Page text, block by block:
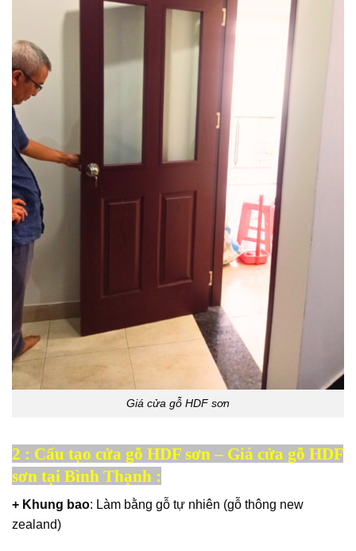
Giá cửa gỗ HDF sơn
2 : Cấu tạo cửa gỗ HDF sơn – Giá cửa gỗ HDF
sơn tại Bình Thạnh :
+ Khung bao: Làm bằng gỗ tự nhiên (gỗ thông new
zealand)